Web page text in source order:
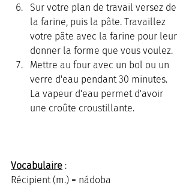
Sur votre plan de travail versez de
la farine, puis la pâte. Travaillez
votre pâte avec la farine pour leur
donner la forme que vous voulez.
Mettre au four avec un bol ou un
verre d'eau pendant 30 minutes.
La vapeur d'eau permet d'avoir
une croûte croustillante.
Vocabulaire :
Récipient (m.) = nádoba